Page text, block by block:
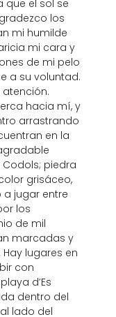
que el sol se
los
mi humilde
mi cara y
de mi pelo
a su voluntad.
hacia mí, y
arrastrando
en la
Codols; piedra
grisáceo,
jugar entre
los
de mil
marcadas y
Hay lugares en
con
d’Es
dentro del
lado del